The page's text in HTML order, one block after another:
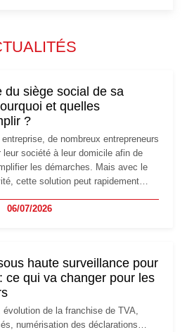
du siège social de sa
et quelles
?
de nombreux entrepreneurs
société à leur domicile afin de
les démarches. Mais avec le
cette solution peut rapidement
image de marque… Le
06/07/2026
haute surveillance pour
ce qui va changer pour les
évolution de la franchise de TVA,
numérisation des déclarations…